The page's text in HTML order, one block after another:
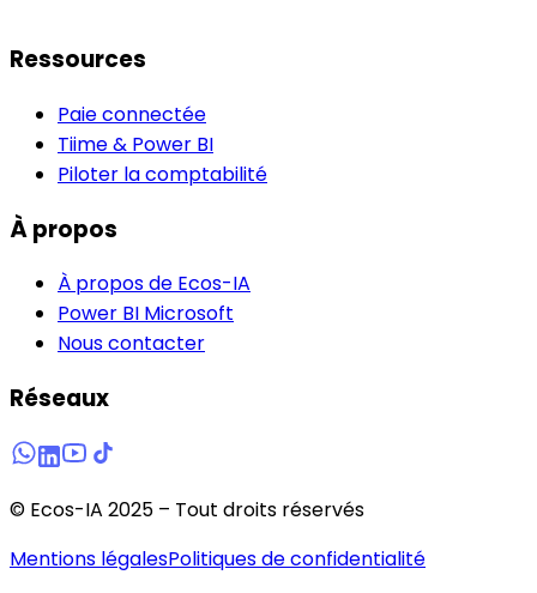
Ressources
Paie connectée
Tiime & Power BI
Piloter la comptabilité
À propos
À propos de Ecos-IA
Power BI Microsoft
Nous contacter
Réseaux
© Ecos-IA 2025 – Tout droits réservés
Mentions légalesPolitiques de confidentialité